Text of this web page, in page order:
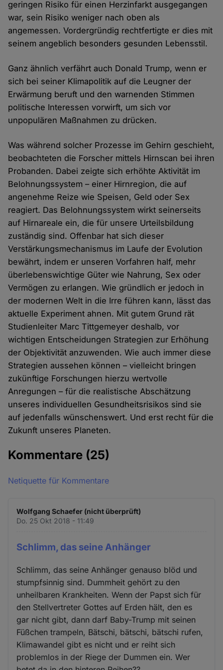
geringen Risiko für einen Herzinfarkt ausgegangen
war, sein Risiko weniger nach oben als
angemessen. Vordergründig rechtfertigte er dies mit
seinem angeblich besonders gesunden Lebensstil.
Ganz ähnlich verfährt auch Donald Trump, wenn er
sich bei seiner Klimapolitik auf die Leugner der
Erwärmung beruft und den warnenden Stimmen
politische Interessen vorwirft, um sich vor
unpopulären Maßnahmen zu drücken.
Was während solcher Prozesse im Gehirn geschieht,
beobachteten die Forscher mittels Hirnscan bei ihren
Probanden. Dabei zeigte sich erhöhte Aktivität im
Belohnungssystem – einer Hirnregion, die auf
angenehme Reize wie Speisen, Geld oder Sex
reagiert. Das Belohnungssystem wirkt seinerseits
auf Hirnareale ein, die für unsere Urteilsbildung
zuständig sind. Offenbar hat sich dieser
Verstärkungsmechanismus im Laufe der Evolution
bewährt, indem er unseren Vorfahren half, mehr
überlebenswichtige Güter wie Nahrung, Sex oder
Vermögen zu erlangen. Wie gründlich er jedoch in
der modernen Welt in die Irre führen kann, lässt das
aktuelle Experiment ahnen. Mit gutem Grund rät
Studienleiter Marc Tittgemeyer deshalb, vor
wichtigen Entscheidungen Strategien zur Erhöhung
der Objektivität anzuwenden. Wie auch immer diese
Strategien aussehen können – vielleicht bringen
zukünftige Forschungen hierzu wertvolle
Anregungen – für die realistische Abschätzung
unseres individuellen Gesundheitsrisikos sind sie
auf jedenfalls wünschenswert. Und erst recht für die
Zukunft unseres Planeten.
Kommentare (25)
Netiquette für Kommentare
Wolfgang Schaefer (nicht überprüft)
Do. 25 Okt 2018 - 11:49
Schlimm, das seine Anhänger
Schlimm, das seine Anhänger genauso blöd und
stumpfsinnig sind. Dummheit gehört zu den
unheilbaren Krankheiten. Wenn der Papst sich für
den Stellvertreter Gottes auf Erden hält, den es
gar nicht gibt, dann darf Baby-Trump mit seinen
Füßchen trampeln, Bätschi, bätschi, bätschi rufen,
Klimawandel gibt es nicht und er reiht sich
problemlos in der Riege der Dummen ein. Wer